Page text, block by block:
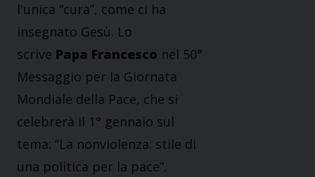
l'unica “cura”, come ci ha
insegnato Gesù. Lo
scrive Papa Francesco nel 50°
Messaggio per la Giornata
Mondiale della Pace, che si
celebrerà il 1° gennaio sul
tema: “La nonviolenza: stile di
una politica per la pace”.